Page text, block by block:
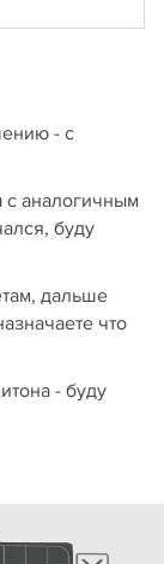
- с
с аналогичным
буду
дальше
что
- буду